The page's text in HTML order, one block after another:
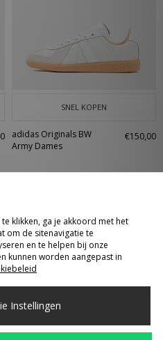
SNEL KOPEN
adidas Originals BW
Army Dames
€150,00
klikken, ga je akkoord met het
om de sitenavigatie te
en te helpen bij onze
kunnen worden aangepast in
Instellingen